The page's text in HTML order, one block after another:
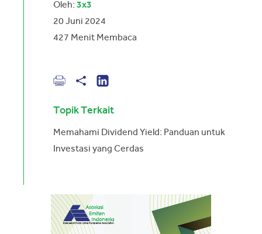
Oleh: 3x3
20 Juni 2024
427 Menit Membaca
Topik Terkait
Memahami Dividend Yield: Panduan untuk
Investasi yang Cerdas